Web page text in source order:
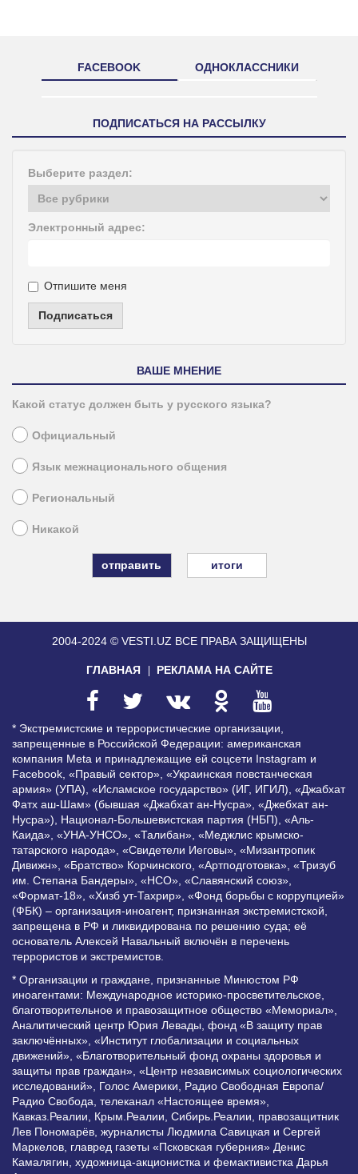
FACEBOOK ОДНОКЛАССНИКИ
ПОДПИСАТЬСЯ НА РАССЫЛКУ
Выберите раздел:
Электронный адрес:
Отпишите меня
Подписаться
ВАШЕ МНЕНИЕ
Какой статус должен быть у русского языка?
Официальный
Язык межнационального общения
Региональный
Никакой
итоги
2004-2024 © VESTI.UZ ВСЕ ПРАВА ЗАЩИЩЕНЫ
ГЛАВНАЯ РЕКЛАМА НА САЙТЕ
* Экстремистские и террористические организации,
запрещенные в Российской Федерации: американская
компания Meta и принадлежащие ей соцсети Instagram и
Facebook, «Правый сектор», «Украинская повстанческая
армия» (УПА), «Исламское государство» (ИГ, ИГИЛ), «Джабхат
Фатх аш-Шам» (бывшая «Джабхат ан-Нусра», «Джебхат ан-
Нусра»), Национал-Большевистская партия (НБП), «Аль-
Каида», «УНА-УНСО», «Талибан», «Меджлис крымско-
татарского народа», «Свидетели Иеговы», «Мизантропик
Дивижн», «Братство» Корчинского, «Артподготовка», «Тризуб
им. Степана Бандеры», «НСО», «Славянский союз»,
«Формат-18», «Хизб ут-Тахрир», «Фонд борьбы с коррупцией»
(ФБК) – организация-иноагент, признанная экстремистской,
запрещена в РФ и ликвидирована по решению суда; её
основатель Алексей Навальный включён в перечень
террористов и экстремистов.
* Организации и граждане, признанные Минюстом РФ
иноагентами: Международное историко-просветительское,
благотворительное и правозащитное общество «Мемориал»,
Аналитический центр Юрия Левады, фонд «В защиту прав
заключённых», «Институт глобализации и социальных
движений», «Благотворительный фонд охраны здоровья и
защиты прав граждан», «Центр независимых социологических
исследований», Голос Америки, Радио Свободная Европа/
Радио Свобода, телеканал «Настоящее время»,
Кавказ.Реалии, Крым.Реалии, Сибирь.Реалии, правозащитник
Лев Пономарёв, журналисты Людмила Савицкая и Сергей
Маркелов, главред газеты «Псковская губерния» Денис
Камалягин, художница-акционистка и фемактивистка Дарья